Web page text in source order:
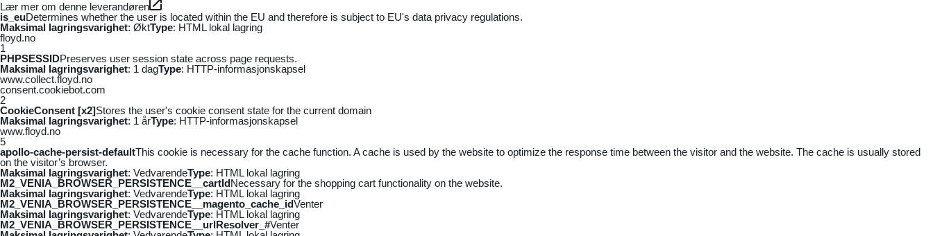
Lær mer om denne leverandøren
is_euDetermines whether the user is located within the EU and therefore is subject to EU's data privacy regulations.
Maksimal lagringsvarighet: ØktType: HTML lokal lagring
floyd.no
1
PHPSESSIDPreserves user session state across page requests.
Maksimal lagringsvarighet: 1 dagType: HTTP-informasjonskapsel
www.collect.floyd.no
consent.cookiebot.com
2
CookieConsent [x2]Stores the user's cookie consent state for the current domain
Maksimal lagringsvarighet: 1 årType: HTTP-informasjonskapsel
www.floyd.no
5
apollo-cache-persist-defaultThis cookie is necessary for the cache function. A cache is used by the website to optimize the response time between the visitor and the website. The cache is usually stored
on the visitor’s browser.
Maksimal lagringsvarighet: VedvarendeType: HTML lokal lagring
M2_VENIA_BROWSER_PERSISTENCE__cartIdNecessary for the shopping cart functionality on the website.
Maksimal lagringsvarighet: VedvarendeType: HTML lokal lagring
M2_VENIA_BROWSER_PERSISTENCE__magento_cache_idVenter
Maksimal lagringsvarighet: VedvarendeType: HTML lokal lagring
M2_VENIA_BROWSER_PERSISTENCE__urlResolver_#Venter